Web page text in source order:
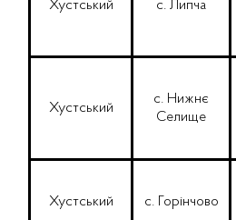
Хустський с. Липча
Хустський
с. Нижнє
Селище
Хустський с. Горінчово